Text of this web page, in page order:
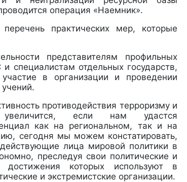
операция «Наемник».
практических мер, которые
представителям профильных
отдельных государств,
в организации и проведении
противодействия терроризму и
увеличится, если нам удастся
как на региональном, так и на
сегодня мы можем констатировать,
лица мировой политики в
преследуя свои политические и
достижения которых используют в
и экстремистские организации.